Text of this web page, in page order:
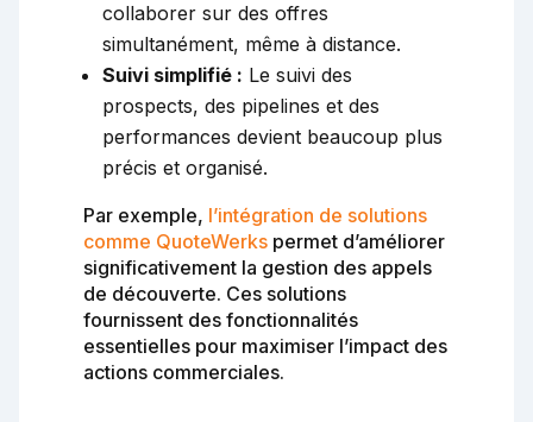
collaborer sur des offres
simultanément, même à distance.
Suivi simplifié : Le suivi des
prospects, des pipelines et des
performances devient beaucoup plus
précis et organisé.
Par exemple, l’intégration de solutions
comme QuoteWerks permet d’améliorer
significativement la gestion des appels
de découverte. Ces solutions
fournissent des fonctionnalités
essentielles pour maximiser l’impact des
actions commerciales.